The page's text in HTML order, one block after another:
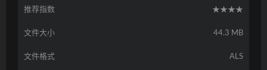
推荐指数 ★★★★
文件大小 44.3 MB
文件格式 ALS